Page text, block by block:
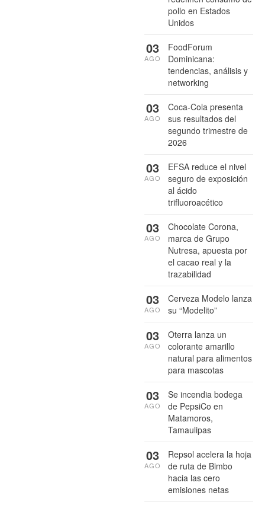
pollo en Estados
Unidos
FoodForum
Dominicana:
tendencias, análisis y
networking
03
AGO
Coca-Cola presenta
sus resultados del
segundo trimestre de
2026
03
AGO
EFSA reduce el nivel
seguro de exposición
al ácido
trifluoroacético
03
AGO
Chocolate Corona,
marca de Grupo
Nutresa, apuesta por
el cacao real y la
trazabilidad
03
AGO
Cerveza Modelo lanza
su “Modelito”
03
AGO
Oterra lanza un
colorante amarillo
natural para alimentos
para mascotas
03
AGO
Se incendia bodega
de PepsiCo en
Matamoros,
Tamaulipas
03
AGO
Repsol acelera la hoja
de ruta de Bimbo
hacia las cero
emisiones netas
03
AGO